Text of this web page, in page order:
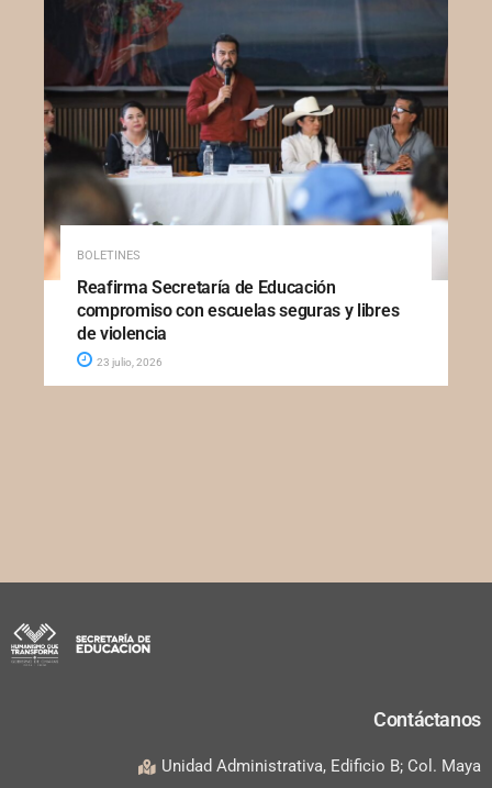
BOLETINES
Reafirma Secretaría de Educación
compromiso con escuelas seguras y libres
de violencia
23 julio, 2026
Contáctanos
Unidad Administrativa, Edificio B; Col. Maya